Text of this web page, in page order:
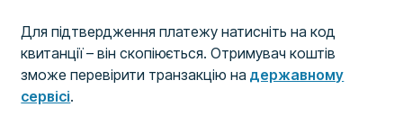
Для підтвердження платежу натисніть на код
квитанції – він скопіюється. Отримувач коштів
зможе перевірити транзакцію надержавному
сервісі.